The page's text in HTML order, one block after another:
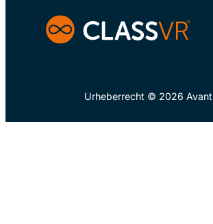
Urheberrecht © 2026